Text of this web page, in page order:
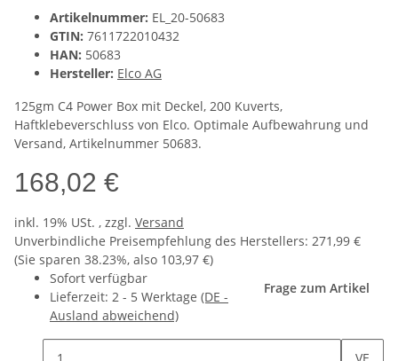
Artikelnummer: EL_20-50683
GTIN: 7611722010432
HAN: 50683
Hersteller: Elco AG
125gm C4 Power Box mit Deckel, 200 Kuverts,
Haftklebeverschluss von Elco. Optimale Aufbewahrung und
Versand, Artikelnummer 50683.
168,02 €
inkl. 19% USt. , zzgl. Versand
Unverbindliche Preisempfehlung des Herstellers: 271,99 €
(Sie sparen 38.23%, also 103,97 €)
Sofort verfügbar
Lieferzeit: 2 - 5 Werktage (DE -
Ausland abweichend)
Frage zum Artikel